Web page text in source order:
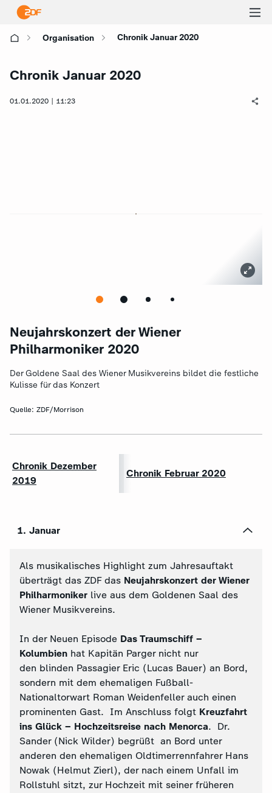
Organisation Chronik Januar 2020
Chronik Januar 2020
01.01.2020 | 11:23
Neujahrskonzert der Wiener
Philharmoniker 2020
Der Goldene Saal des Wiener Musikvereins bildet die festliche
Kulisse für das Konzert
Quelle: ZDF/Morrison
Chronik Dezember
2019
Chronik Februar 2020
1. Januar
Als musikalisches Highlight zum Jahresauftakt
überträgt das ZDF das Neujahrskonzert der Wiener
Philharmoniker live aus dem Goldenen Saal des
Wiener Musikvereins.
In der Neuen Episode Das Traumschiff –
Kolumbien hat Kapitän Parger nicht nur
den blinden Passagier Eric (Lucas Bauer) an Bord,
sondern mit dem ehemaligen Fußball-
Nationaltorwart Roman Weidenfeller auch einen
prominenten Gast. Im Anschluss folgt Kreuzfahrt
ins Glück – Hochzeitsreise nach Menorca. Dr.
Sander (Nick Wilder) begrüßt an Bord unter
anderen den ehemaligen Oldtimerrennfahrer Hans
Nowak (Helmut Zierl), der nach einem Unfall im
Rollstuhl sitzt, zur Hochzeit mit seiner früheren